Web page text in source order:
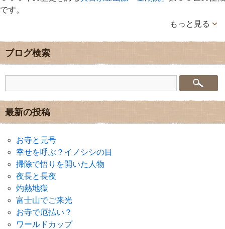
です。
もっと見る
ブログ検索
最新の投稿
お寺と元号
幸せを呼ぶ？イノシシの目
掃除で悟りを開いた人物
夜長と長夜
灼熱地獄
富士山でご来光
お寺で厄払い？
ワールドカップ